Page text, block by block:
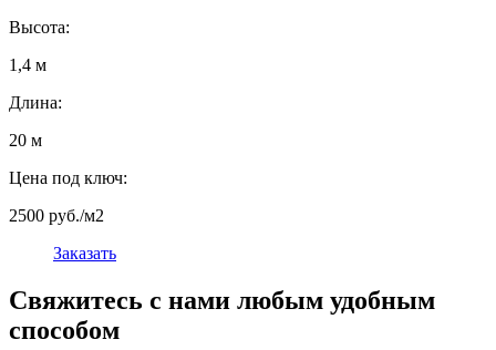
Высота:
1,4 м
Длина:
20 м
Цена под ключ:
2500 руб./м2
Заказать
Свяжитесь с нами любым удобным
способом